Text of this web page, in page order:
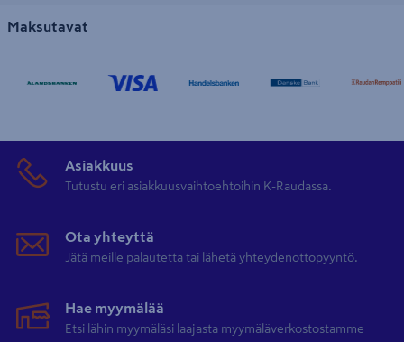
Maksutavat
Asiakkuus
Tutustu eri asiakkuusvaihtoehtoihin K-Raudassa.
Ota yhteyttä
Jätä meille palautetta tai lähetä yhteydenottopyyntö.
Hae myymälää
Etsi lähin myymäläsi laajasta myymäläverkostostamme